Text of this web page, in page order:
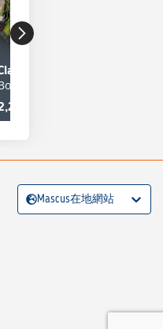
Orbis 750
- Gyhum
TWD
Mascus在地網站